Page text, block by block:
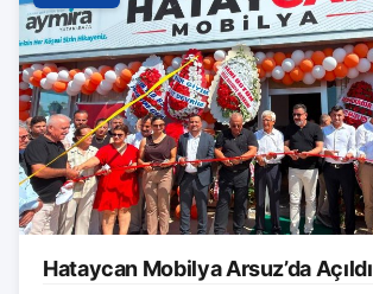
Hataycan Mobilya Arsuz’da Açıldı